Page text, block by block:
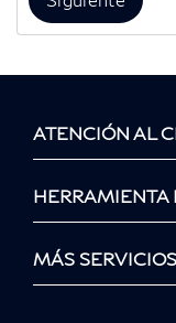
ATENCIÓN AL
HERRAMIENTA
MÁS SERVICIOS